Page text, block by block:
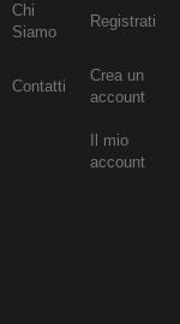
Chi
Siamo
Registrati
Contatti
Crea un
account
Il mio
account